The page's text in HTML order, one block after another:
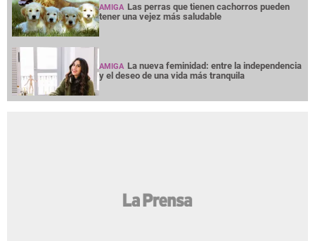
AMIGA Las perras que tienen cachorros pueden
tener una vejez más saludable
AMIGA La nueva feminidad: entre la independencia
y el deseo de una vida más tranquila